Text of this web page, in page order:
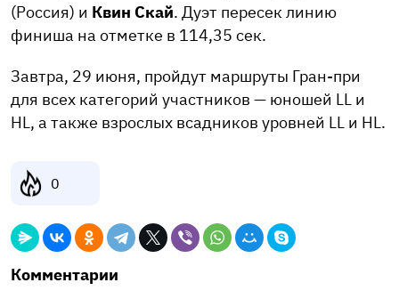
(Россия) и Квин Скай. Дуэт пересек линию
финиша на отметке в 114,35 сек.
Завтра, 29 июня, пройдут маршруты Гран-при
для всех категорий участников — юношей LL и
HL, а также взрослых всадников уровней LL и HL.
0
Комментарии